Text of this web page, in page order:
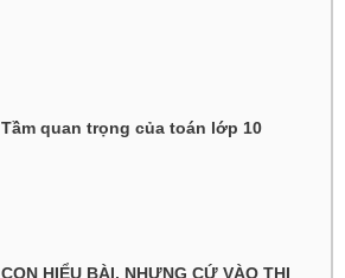
Tầm quan trọng của toán lớp 10
CON HIỂU BÀI, NHƯNG CỨ VÀO THI